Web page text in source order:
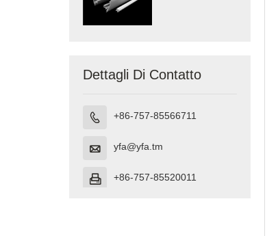
Dettagli Di Contatto
 +86-757-85566711
 yfa@yfa.tm
 +86-757-85520011